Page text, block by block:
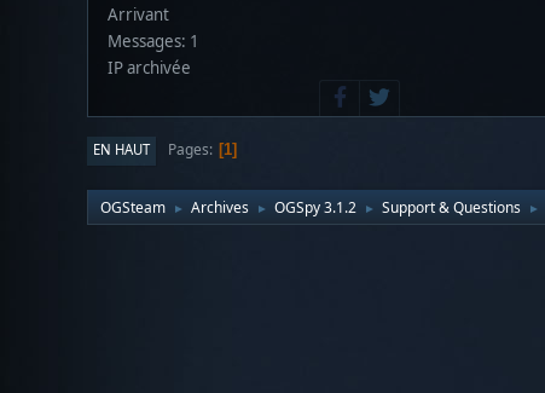
Arrivant
Messages: 1
IP archivée
EN HAUT Pages 1
OGSteam ► Archives ► OGSpy 3.1.2 ► Support & Questions ►